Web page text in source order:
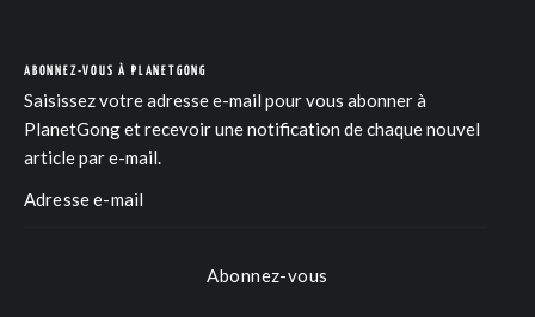
ABONNEZ-VOUS À PLANETGONG
Saisissez votre adresse e-mail pour vous abonner à
PlanetGong et recevoir une notification de chaque nouvel
article par e-mail.
Abonnez-vous